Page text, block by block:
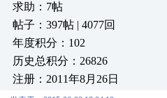
求助：7帖
帖子：397帖 | 4077回
年度积分：102
历史总积分：26826
注册：2011年8月26日